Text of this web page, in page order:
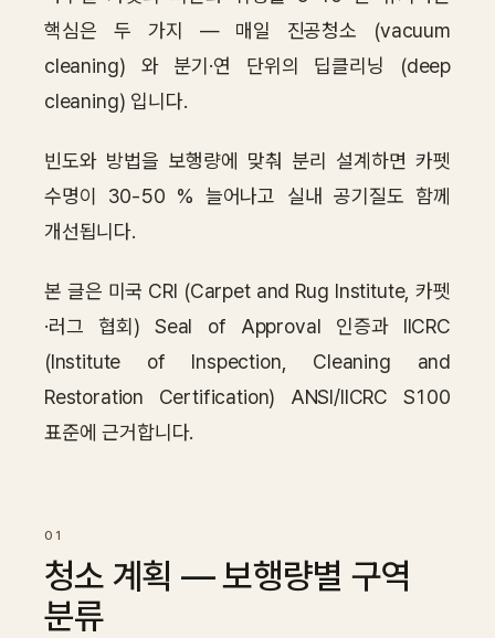
Resources
핵심은 두 가지 — 매일 진공청소 (vacuum
cleaning) 와 분기·연 단위의 딥클리닝 (deep
cleaning) 입니다.
빈도와 방법을 보행량에 맞춰 분리 설계하면 카펫
수명이 30-50 % 늘어나고 실내 공기질도 함께
개선됩니다.
본 글은 미국 CRI (Carpet and Rug Institute, 카펫
·러그 협회) Seal of Approval 인증과 IICRC
(Institute of Inspection, Cleaning and
Restoration Certification) ANSI/IICRC S100
표준에 근거합니다.
청소 계획 — 보행량별 구역
분류